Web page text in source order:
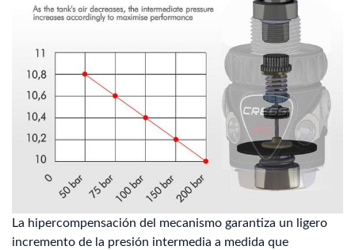
La hipercompensación del mecanismo garantiza un ligero
incremento de la presión intermedia a medida que